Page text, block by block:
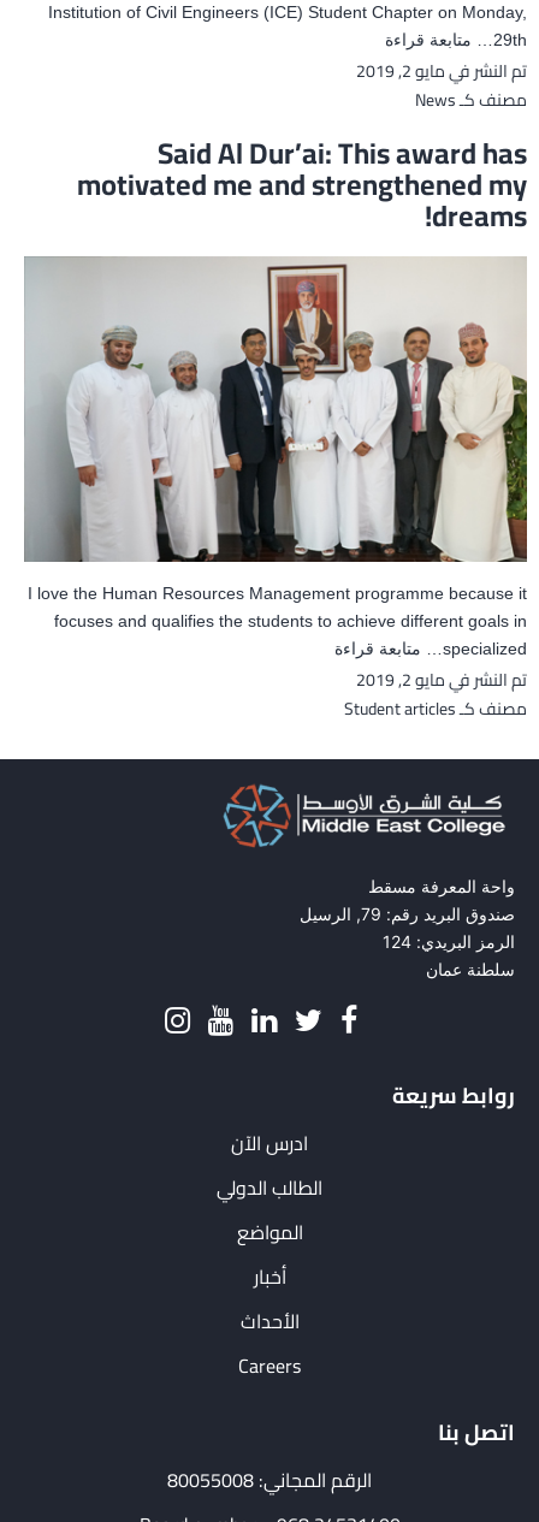
Institution of Civil Engineers (ICE) Student Chapter on Monday,
29th…
متابعة قراءة
East
ICE
Student
Chapter
تم النشر فيمايو 2, 2019
مصنف كـNews
Said Al Dur’ai: This award has
motivated me and strengthened my
dreams!
I love the Human Resources Management programme because it
focuses and qualifies the students to achieve different goals in
specialized…
متابعة قراءة
award
motivated
my
تم النشر فيمايو 2, 2019
مصنف كـStudent articles
واحة المعرفة مسقط
صندوق البريد رقم: 79, الرسيل
الرمز البريدي: 124
سلطنة عمان
روابط سريعة
ادرس الآن
الطالب الدولي
المواضع
أخبار
الأحداث
Careers
اتصل بنا
الرقم المجاني: 80055008